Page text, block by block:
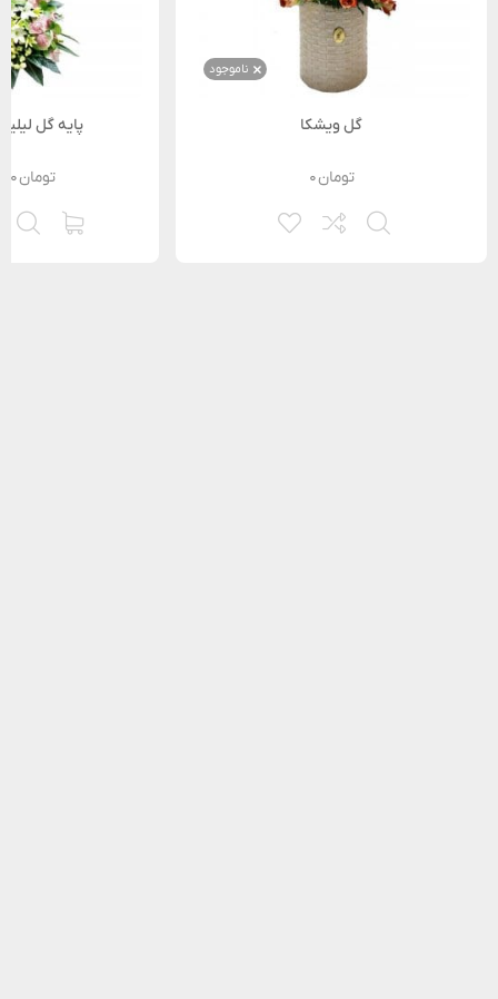
ناموجود
گل ویشکا
۰تومان
پایه گل
تومان